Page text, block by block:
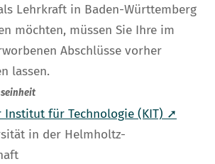
Lehrkraft in Baden-Württemberg
möchten, müssen Sie Ihre im
Abschlüsse vorher
lassen.
Institut für Technologie (KIT) ➚
in der Helmholtz-